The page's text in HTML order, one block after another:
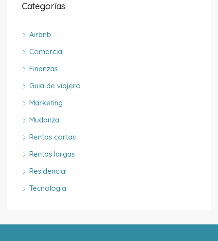
Categorías
Airbnb
Comercial
Finanzas
Guia de viajero
Marketing
Mudanza
Rentas cortas
Rentas largas
Residencial
Tecnologia